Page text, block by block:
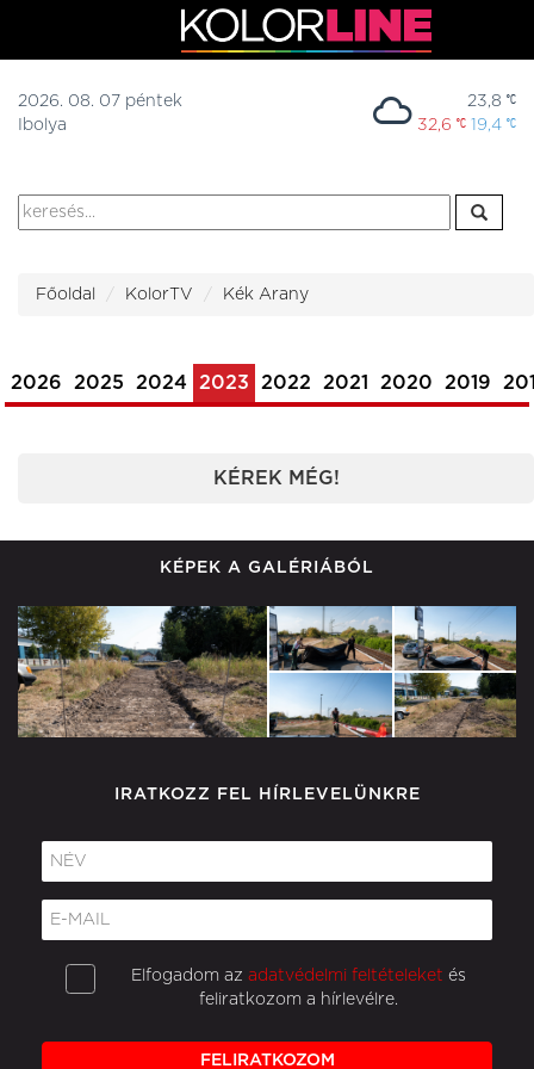
2026. 08. 07 péntek
Ibolya
23,8
32,6
19,4
Főoldal KolorTV Kék Arany
2026 2025 2024 2023 2022 2021 2020 2019
KÉREK MÉG!
KÉPEK A GALÉRIÁBÓL
IRATKOZZ FEL HÍRLEVELÜNKRE
Elfogadom az adatvédelmi feltételeket és
feliratkozom a hírlevélre.
FELIRATKOZOM